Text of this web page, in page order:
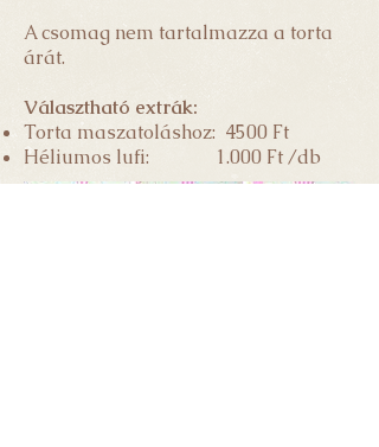
A csomag nem tartalmazza a torta
árát.
Választható extrák:
Torta maszatoláshoz: 4500 Ft
Héliumos lufi: 1.000 Ft /db